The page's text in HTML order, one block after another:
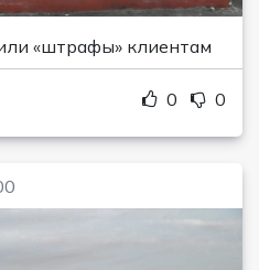
«штрафы» клиентам
0 0